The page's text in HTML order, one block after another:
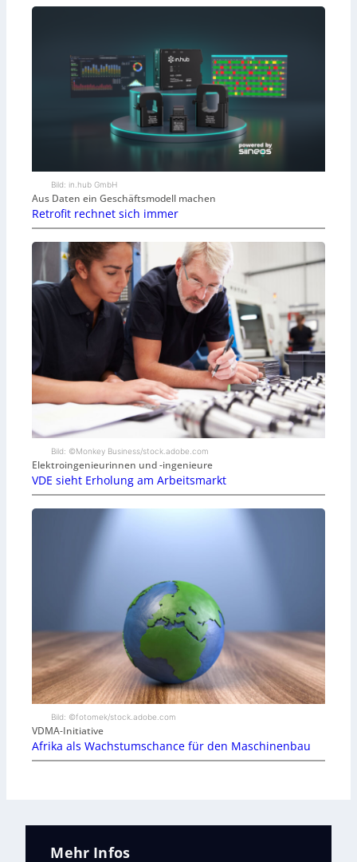
Bild: in.hub GmbH
Aus Daten ein Geschäftsmodell machen
Retrofit rechnet sich immer
Bild: ©Monkey Business/stock.adobe.com
Elektroingenieurinnen und -ingenieure
VDE sieht Erholung am Arbeitsmarkt
Bild: ©fotomek/stock.adobe.com
VDMA-Initiative
Afrika als Wachstumschance für den Maschinenbau
Mehr Infos